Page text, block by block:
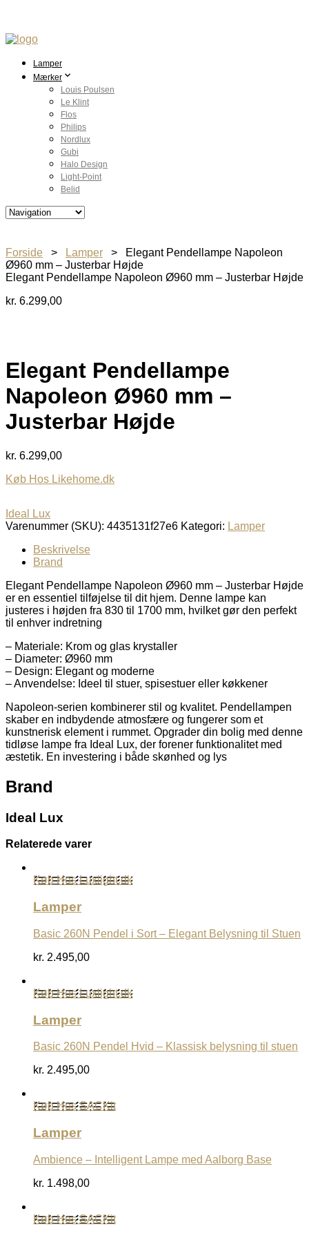
Lamper
Mærker
Louis Poulsen
Le Klint
Flos
Philips
Nordlux
Gubi
Halo Design
Light-Point
Belid
Forside > Lamper > Elegant Pendellampe Napoleon
Ø960 mm – Justerbar Højde
Elegant Pendellampe Napoleon Ø960 mm – Justerbar Højde
kr. 6.299,00
Elegant Pendellampe
Napoleon Ø960 mm –
Justerbar Højde
kr. 6.299,00
Køb Hos Likehome.dk
Ideal Lux
Varenummer (SKU): 4435131f27e6 Kategori: Lamper
Beskrivelse
Brand
Elegant Pendellampe Napoleon Ø960 mm – Justerbar Højde
er en essentiel tilføjelse til dit hjem. Denne lampe kan
justeres i højden fra 830 til 1700 mm, hvilket gør den perfekt
til enhver indretning
– Materiale: Krom og glas krystaller
– Diameter: Ø960 mm
– Design: Elegant og moderne
– Anvendelse: Ideel til stuer, spisestuer eller køkkener
Napoleon-serien kombinerer stil og kvalitet. Pendellampen
skaber en indbydende atmosfære og fungerer som et
kunstnerisk element i rummet. Opgrader din bolig med denne
tidløse lampe fra Ideal Lux, der forener funktionalitet med
æstetik. En investering i både skønhed og lys
Brand
Ideal Lux
Relaterede varer
Køb Hos Luxlight.dk
Lamper
Basic 260N Pendel i Sort – Elegant Belysning til Stuen
kr. 2.495,00
Køb Hos Luxlight.dk
Lamper
Basic 260N Pendel Hvid – Klassisk belysning til stuen
kr. 2.495,00
Køb Hos SACKit
Lamper
Ambience – Intelligent Lampe med Aalborg Base
kr. 1.498,00
Køb Hos SACKit